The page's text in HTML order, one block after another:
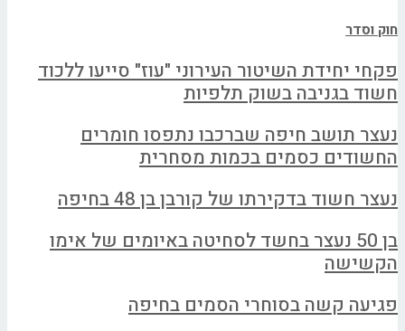
חוק וסדר
פקחי יחידת השיטור העירוני "עוז" סייעו ללכוד
חשוד בגניבה בשוק תלפיות
נעצר תושב חיפה שברכבו נתפסו חומרים
החשודים כסמים בכמות מסחרית
נעצר חשוד בדקירתו של קורבן בן 48 בחיפה
בן 50 נעצר בחשד לסחיטה באיומים של אימו
הקשישה
פגיעה קשה בסוחרי הסמים בחיפה